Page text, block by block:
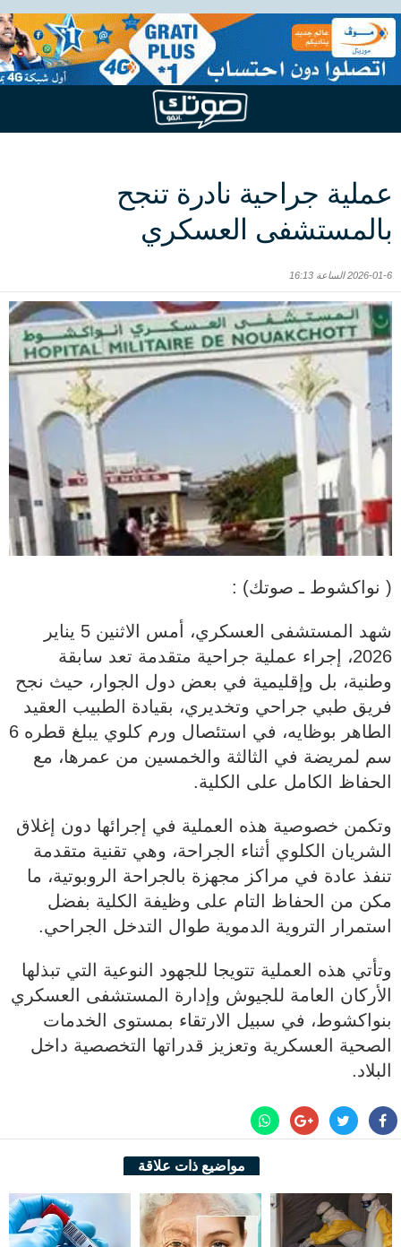
عملية جراحية نادرة تنجح
بالمستشفى العسكري
2026-01-6 الساعة 16:13
( نواكشوط ـ صوتك) :
شهد المستشفى العسكري، أمس الاثنين 5 يناير
2026، إجراء عملية جراحية متقدمة تعد سابقة
وطنية، بل وإقليمية في بعض دول الجوار، حيث نجح
فريق طبي جراحي وتخديري، بقيادة الطبيب العقيد
الطاهر بوظايه، في استئصال ورم كلوي يبلغ قطره 6
سم لمريضة في الثالثة والخمسين من عمرها، مع
الحفاظ الكامل على الكلية.
وتكمن خصوصية هذه العملية في إجرائها دون إغلاق
الشريان الكلوي أثناء الجراحة، وهي تقنية متقدمة
تنفذ عادة في مراكز مجهزة بالجراحة الروبوتية، ما
مكن من الحفاظ التام على وظيفة الكلية بفضل
استمرار التروية الدموية طوال التدخل الجراحي.
وتأتي هذه العملية تتويجا للجهود النوعية التي تبذلها
الأركان العامة للجيوش وإدارة المستشفى العسكري
بنواكشوط، في سبيل الارتقاء بمستوى الخدمات
الصحية العسكرية وتعزيز قدراتها التخصصية داخل
البلاد.
مواضيع ذات علاقة